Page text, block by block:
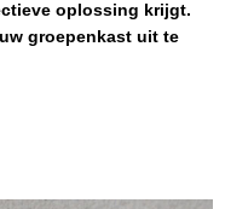
oplossing krijgt.
groepenkast uit te